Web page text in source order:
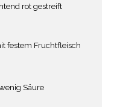
rot gestreift
festem Fruchtfleisch
Säure